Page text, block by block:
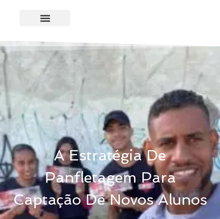
A Estratégia De
Panfletagem Para
Captação De Novos Alunos